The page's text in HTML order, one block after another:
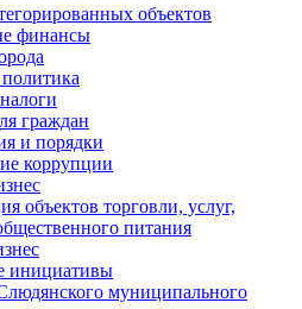
объектов
финансы
граждан
и порядки
коррупции
объектов торговли, услуг,
питания
инициативы
муниципального